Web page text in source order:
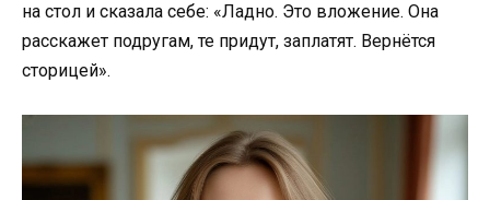
на стол и сказала себе: «Ладно. Это вложение. Она
расскажет подругам, те придут, заплатят. Вернётся
сторицей».